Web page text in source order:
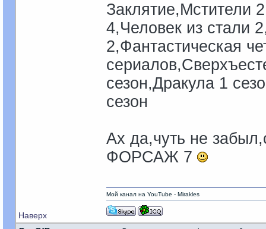
Заклятие,Мстители
4,Человек из стали
2,Фантастическая
сезон,Дракула 1
сезон
Ах да,чуть не
ФОРСАЖ 7
Наверх
Мой канал на YouTube - Mirakles